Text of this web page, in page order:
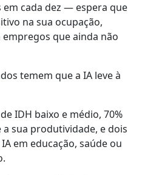
cada dez — espera que
na sua ocupação,
que ainda não
temem que a IA leve à
IDH baixo e médio, 70%
sua produtividade, e dois
em educação, saúde ou